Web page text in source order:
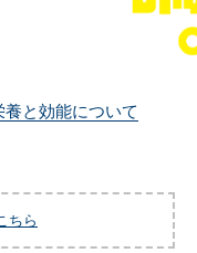
養と効能について
ちら